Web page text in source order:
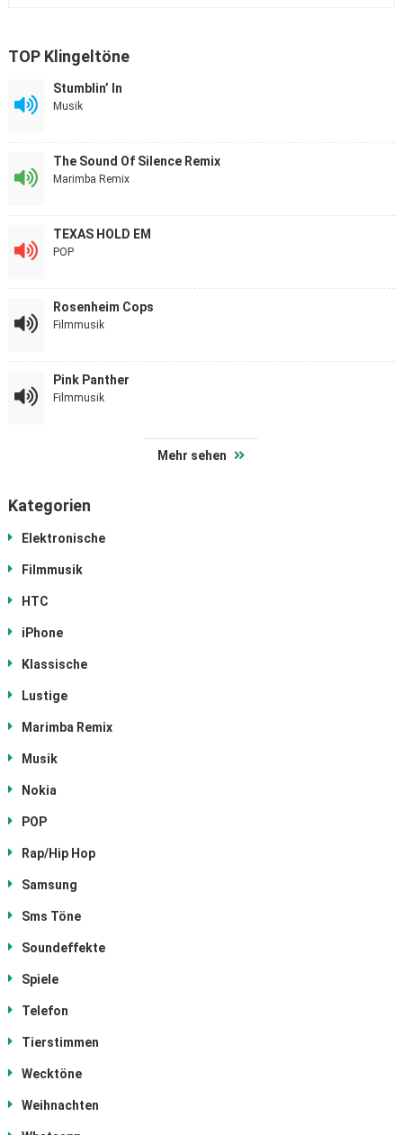
TOP Klingeltöne
Stumblin’ In
Musik
The Sound Of Silence Remix
Marimba Remix
TEXAS HOLD EM
POP
Rosenheim Cops
Filmmusik
Pink Panther
Filmmusik
Mehr sehen
Kategorien
Elektronische
Filmmusik
HTC
iPhone
Klassische
Lustige
Marimba Remix
Musik
Nokia
POP
Rap/Hip Hop
Samsung
Sms Töne
Soundeffekte
Spiele
Telefon
Tierstimmen
Wecktöne
Weihnachten